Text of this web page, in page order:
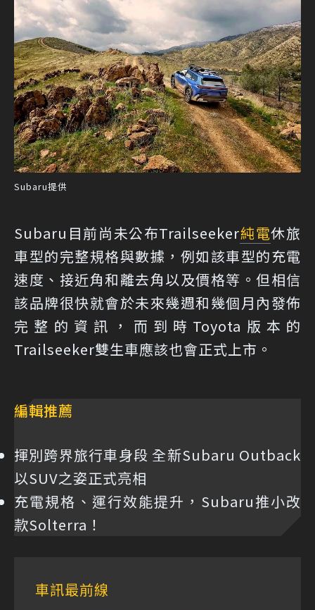
Subaru提供
Subaru目前尚未公布Trailseeker純電休旅
車型的完整規格與數據，例如該車型的充電
速度、接近角和離去角以及價格等。但相信
該品牌很快就會於未來幾週和幾個月內發佈
完整的資訊，而到時Toyota版本的
Trailseeker雙生車應該也會正式上市。
編輯推薦
揮別跨界旅行車身段 全新Subaru Outback
以SUV之姿正式亮相
充電規格、運行效能提升，Subaru推小改
款Solterra！
車訊最前線